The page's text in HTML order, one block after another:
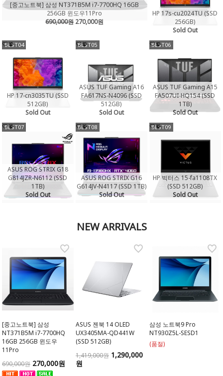
[중고노트북] 삼성 NT371B5M i7-7700HQ 16GB
256GB 윈도우11Pro
690,000원 270,000원
HP 17s-cu2024TU (SSD
256GB)
Sold Out
BEST04
HP 17-cn3035TU (SSD
512GB)
Sold Out
BEST05
ASUS TUF Gaming A16
FA617NS-N4096 (SSD
512GB)
Sold Out
BEST06
ASUS TUF Gaming A15
FA507UI-HQ154 (SSD
1TB)
Sold Out
BEST07
ASUS ROG STRIX G18
G814JZR-N6112 (SSD
1TB)
Sold Out
BEST08
ASUS ROG STRIX G16
G614JV-N4117 (SSD 1TB)
Sold Out
BEST09
HP 빅터스 15-fa1108TX
(SSD 512GB)
Sold Out
NEW ARRIVALS
[중고노트북] 삼성
NT371B5M i7-7700HQ
16GB 256GB 윈도우
11Pro
690,000원 270,000원
ASUS 젠북 14 OLED
UX3405MA-QD441W
(SSD 512GB)
1,419,000원 1,290,000
원
삼성 노트북9 Pro
NT930Z5L-SESD1
(품절)